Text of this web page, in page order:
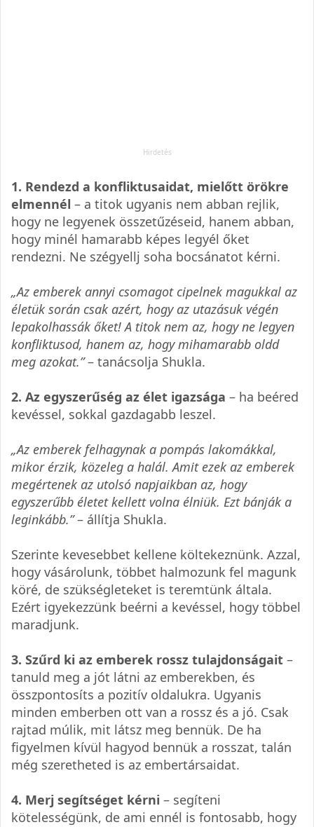
1. Rendezd a konfliktusaidat, mielőtt örökre
elmennél – a titok ugyanis nem abban rejlik,
hogy ne legyenek összetűzéseid, hanem abban,
hogy minél hamarabb képes legyél őket
rendezni. Ne szégyellj soha bocsánatot kérni.
„Az emberek annyi csomagot cipelnek magukkal az
életük során csak azért, hogy az utazásuk végén
lepakolhassák őket! A titok nem az, hogy ne legyen
konfliktusod, hanem az, hogy mihamarabb oldd
meg azokat.”– tanácsolja Shukla.
2. Az egyszerűség az élet igazsága – ha beéred
kevéssel, sokkal gazdagabb leszel.
„Az emberek felhagynak a pompás lakomákkal,
mikor érzik, közeleg a halál. Amit ezek az emberek
megértenek az utolsó napjaikban az, hogy
egyszerűbb életet kellett volna élniük. Ezt bánják a
leginkább.”– állítja Shukla.
Szerinte kevesebbet kellene költekeznünk. Azzal,
hogy vásárolunk, többet halmozunk fel magunk
köré, de szükségleteket is teremtünk általa.
Ezért igyekezzünk beérni a kevéssel, hogy többel
maradjunk.
3. Szűrd ki az emberek rossz tulajdonságait –
tanuld meg a jót látni az emberekben, és
összpontosíts a pozitív oldalukra. Ugyanis
minden emberben ott van a rossz és a jó. Csak
rajtad múlik, mit látsz meg bennük. De ha
figyelmen kívül hagyod bennük a rosszat, talán
még szeretheted is az embertársaidat.
4. Merj segítséget kérni – segíteni
kötelességünk, de ami ennél is fontosabb, hogy